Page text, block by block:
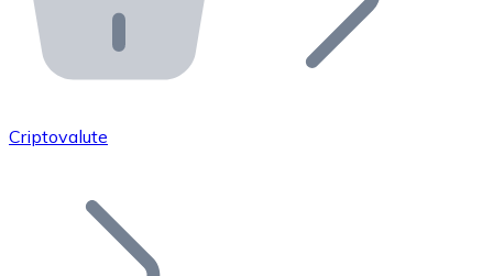
API Bitnovo
Integra la nostra API nel tuo ecosistema.
Unisciti alla nostra rete di rivenditori e
Aggiungi il token del tuo progetto al nostro servizio di
Criptovalute